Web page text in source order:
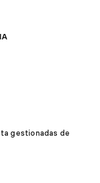
gestionadas de